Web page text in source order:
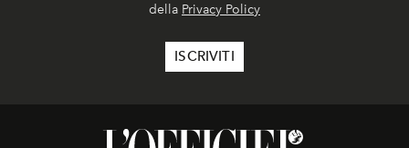
della Privacy Policy